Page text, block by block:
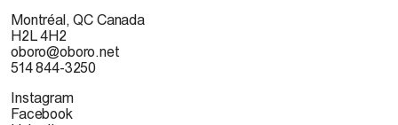
Montréal, QC Canada
H2L 4H2
oboro@oboro.net
514 844-3250
Instagram
Facebook